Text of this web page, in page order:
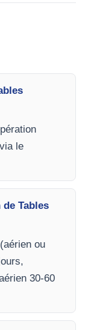
le
Tables
ou
30-60